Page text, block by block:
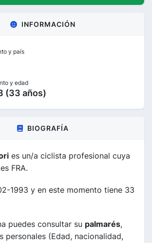
INFORMACIÓN
y país
y edad
(33 años)
BIOGRAFÍA
es un/a ciclista profesional cuya
FRA.
1993 y en este momento tiene 33
puedes consultar su palmarés,
personales (Edad, nacionalidad,